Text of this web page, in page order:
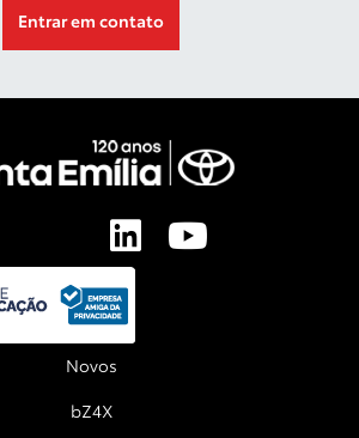
Entrar em contato
Novos
bZ4X